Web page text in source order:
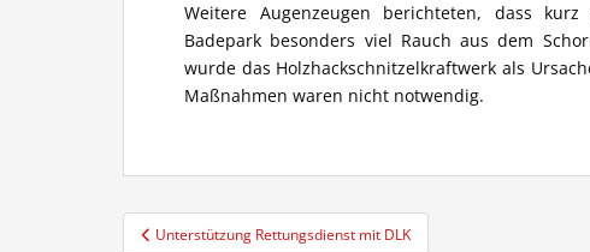
Weitere Augenzeugen berichteten, dass
Badepark besonders viel Rauch aus dem
wurde das Holzhackschnitzelkraftwerk als
Maßnahmen waren nicht notwendig.
Beitragsnavigation
Unterstützung Rettungsdienst mit DLK